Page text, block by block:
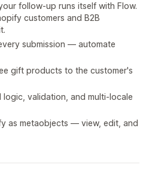
follow-up runs itself with Flow.
customers and B2B
submission — automate
gift products to the customer's
validation, and multi-locale
as metaobjects — view, edit, and